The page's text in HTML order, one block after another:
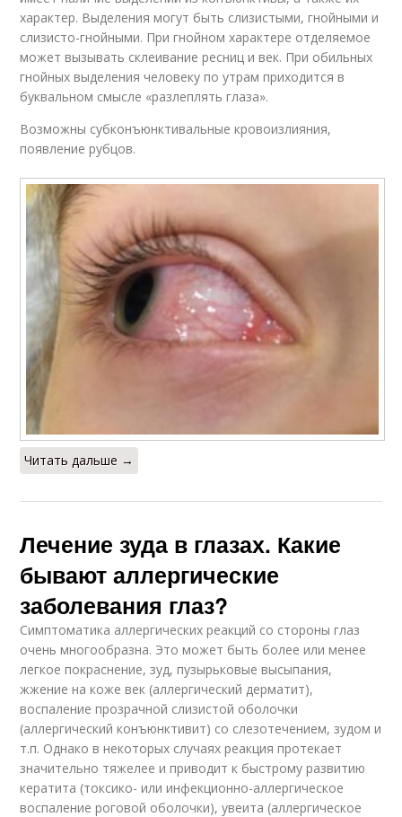
характер. Выделения могут быть слизистыми, гнойными и
слизисто-гнойными. При гнойном характере отделяемое
может вызывать склеивание ресниц и век. При обильных
гнойных выделения человеку по утрам приходится в
буквальном смысле «разлеплять глаза».
Возможны субконъюнктивальные кровоизлияния,
появление рубцов.
Читать дальше →
Лечение зуда в глазах. Какие
бывают аллергические
заболевания глаз?
Симптоматика аллергических реакций со стороны глаз
очень многообразна. Это может быть более или менее
легкое покраснение, зуд, пузырьковые высыпания,
жжение на коже век (аллергический дерматит),
воспаление прозрачной слизистой оболочки
(аллергический конъюнктивит) со слезотечением, зудом и
т.п. Однако в некоторых случаях реакция протекает
значительно тяжелее и приводит к быстрому развитию
кератита (токсико- или инфекционно-аллергическое
воспаление роговой оболочки), увеита (аллергическое